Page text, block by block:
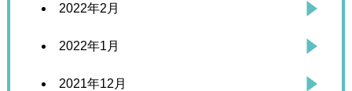
2022年2月
2022年1月
2021年12月